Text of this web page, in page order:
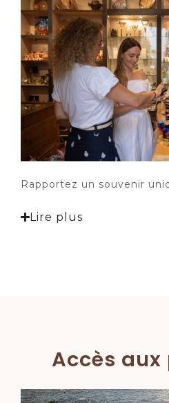
Rapportez un souvenir
Lire plus
Accès